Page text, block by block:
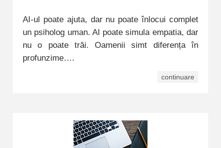
AI-ul poate ajuta, dar nu poate înlocui complet
un psiholog uman. AI poate simula empatia, dar
nu o poate trăi. Oamenii simt diferența în
profunzime….
continuare